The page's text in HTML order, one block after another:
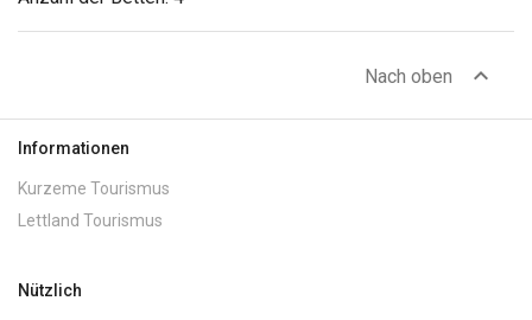
Nach oben expand_less
Informationen
Kurzeme Tourismus
Lettland Tourismus
Nützlich